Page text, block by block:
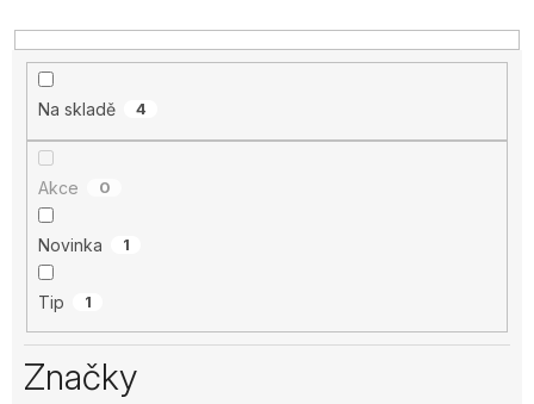
Na skladě 4
Akce 0
Novinka 1
Tip 1
Značky